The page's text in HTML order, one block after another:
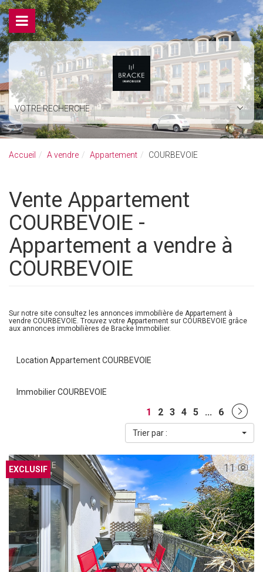
VOTRE RECHERCHE
Accueil A vendre Appartement COURBEVOIE
Vente Appartement
COURBEVOIE -
Appartement a vendre à
COURBEVOIE
Sur notre site consultez les annonces immobilière de Appartement à
vendre COURBEVOIE. Trouvez votre Appartement sur COURBEVOIE grâce
aux annonces immobilières de Bracke Immobilier.
Location Appartement COURBEVOIE
Immobilier COURBEVOIE
1 2 3 4 5 ... 6
Trier par :
11
EXCLUSIF